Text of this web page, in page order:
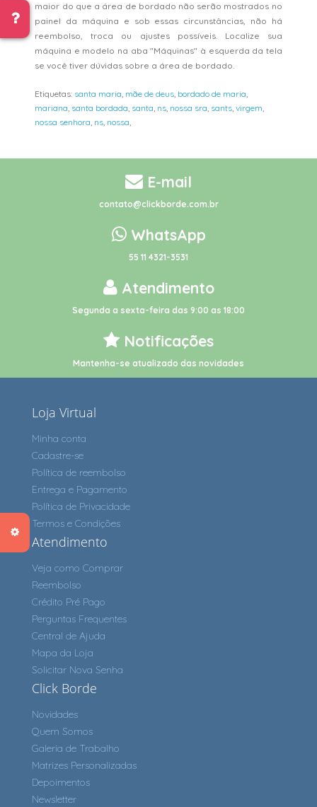
maior do que a área de bordado não serão mostrados no
painel da máquina e sob essas circunstâncias, não há
reembolso, troca ou ajustes possíveis. Localize sua
máquina e modelo na aba "Máquinas" à esquerda da tela
se você tiver dúvidas sobre a área de bordado.
Etiquetas: santa maria, mãe de deus, bordado de maria,
mariana, santa bordada, santa, ns, nossa sra, sants,virgem,
nossa senhora, ns, nossa,
E-mail
contato@clickborde.com.br
WhatsApp
55 11 4321-3531
Atendimento
Segunda a sexta-feira das 9:00 as 18:00
Notificações
Mantenha-se atualizado das novidades
Loja Virtual
Minha conta
Cadastre-se
Política de reembolso
Entrega e Pagamento
Política de Privacidade
Termos e Condições
Atendimento
Veja como Comprar
Reembolso
Crédito Pré Pago
Perguntas Frequentes
Central de Ajuda
Mapa da Loja
Solicitar Nova Senha
Click Borde
Novidades
Quem Somos
Galeria de Trabalho
Matrizes Personalizadas
Depoimentos
Newsletter